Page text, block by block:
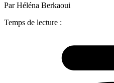
Par Héléna Berkaoui
Temps de lecture :